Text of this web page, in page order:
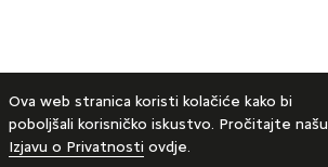
Ova web stranica koristi kolačiće kako bi
poboljšali korisničko iskustvo. Pročitajte našu
Izjavu o Privatnosti ovdje.